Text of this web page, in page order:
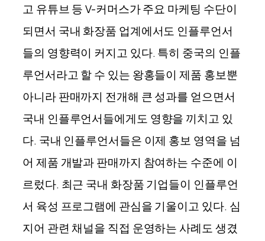
고 유튜브 등 V-커머스가 주요 마케팅 수단이
되면서 국내 화장품 업계에서도 인플루언서
들의 영향력이 커지고 있다.특히 중국의 인플
루언서라고 할 수 있는 왕홍들이 제품 홍보뿐
아니라 판매까지 전개해 큰 성과를 얻으면서
국내 인플루언서들에게도 영향을 끼치고 있
다. 국내 인플루언서들은 이제 홍보 영역을 넘
어 제품 개발과 판매까지 참여하는 수준에 이
르렀다. 최근 국내 화장품 기업들이 인플루언
서 육성 프로그램에 관심을 기울이고 있다. 심
지어 관련 채널을 직접 운영하는 사례도 생겼